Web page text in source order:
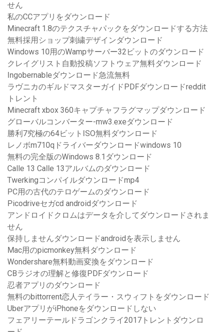
せん
私のCCアプリをダウンロード
Minecraft 1.8のテクスチャパックをダウンロードする方法
無料採用ショップ刺繍デザインダウンロード
Windows 10用のWampサーバー32ビットのダウンロード
クレイグリスト自動投稿ソフトウェア無料ダウンロード
Ingobernableダウンロード急流無料
ラヴニカのギルドマスターガイドPDFダウンロードreddit
トレント
Minecraft xbox 360キャプチャフラグマップダウンロード
グローバルコンバーター-mw3.exeダウンロード
勝利7究極の64ビットISO無料ダウンロード
レノボm710qドライバーダウンロードwindows 10
無料の完全版のWindows 8.1ダウンロード
Calle 13 Calle 13アルバムのダウンロード
Twerkingコンパイルダウンロードmp4
PC用の古代のテロゲームのダウンロード
Picodriveセガcd androidダウンロード
アンドロイドクロムはデータを介してダウンロードされま
せん
保持しませんダウンロードandroidを表示しません
Mac用のpicmonkey無料ダウンロード
Wondershare無料動画変換をダウンロード
CBラジオの理解と修復PDFダウンロード
忍者アプリのダウンロード
無料のbittorrent恋人テイラー・スウィフトをダウンロード
UberアプリがiPhoneをダウンロードしない
フェアリーテールドラゴンクライ2017トレントダウンロ